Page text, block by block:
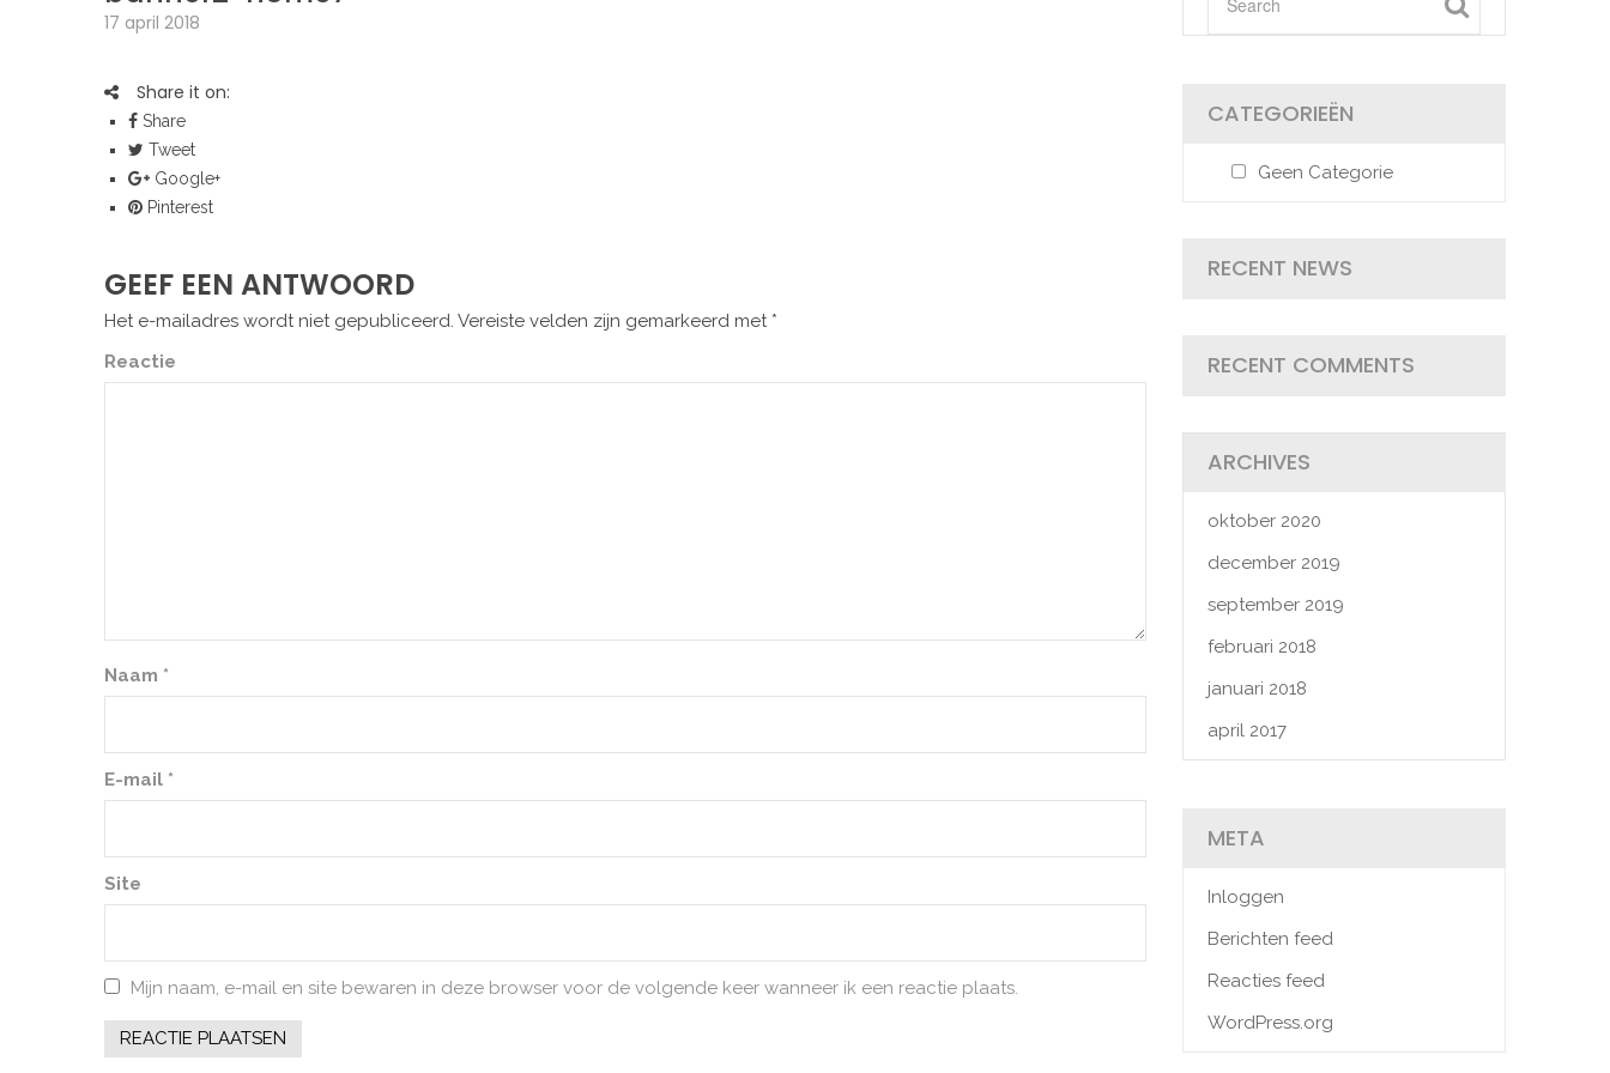
17 april 2018
Share it on:
Share
Tweet
Google+
Pinterest
GEEF EEN ANTWOORD
Het e-mailadres wordt niet gepubliceerd. Vereiste velden zijn gemarkeerd met *
Reactie
Naam *
E-mail *
Site
Mijn naam, e-mail en site bewaren in deze browser voor de volgende keer wanneer ik een reactie plaats.
CATEGORIEËN
Geen Categorie
RECENT NEWS
RECENT COMMENTS
ARCHIVES
oktober 2020
december 2019
september 2019
februari 2018
januari 2018
april 2017
META
Inloggen
Berichten feed
Reacties feed
WordPress.org